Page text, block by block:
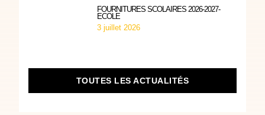
FOURNITURES SCOLAIRES 2026-2027-
ECOLE
3 juillet 2026
TOUTES LES ACTUALITÉS